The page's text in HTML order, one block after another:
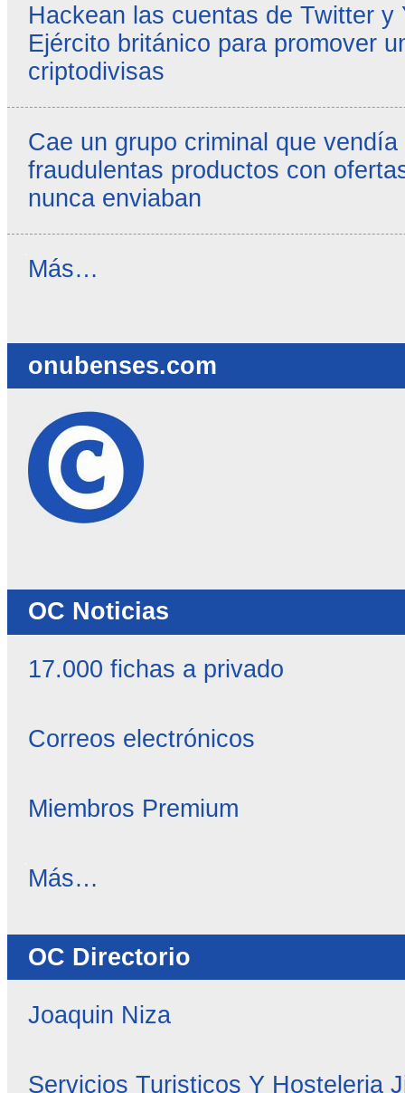
Hackean las cuentas de Twitter y
Ejército británico para promover
criptodivisas
Cae un grupo criminal que
fraudulentas productos con
nunca enviaban
Reseñas
Más…
onubenses.com
OC Noticias
17.000 fichas a privado
Correos electrónicos
Miembros Premium
OC
Más…
OC Directorio
Joaquin Niza
Servicios Turisticos Y Hosteleria